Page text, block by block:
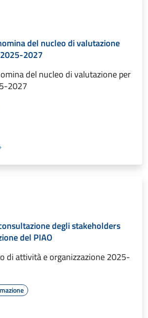
del nucleo di valutazione
2027
del nucleo di valutazione per
2027
degli stakeholders
del PIAO
di attività e organizzazione 2025-